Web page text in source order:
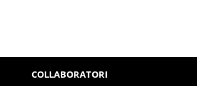
COLLABORATORI